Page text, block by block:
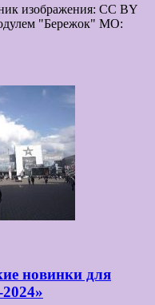
изображения: CC BY
"Бережок" МО:
новинки для